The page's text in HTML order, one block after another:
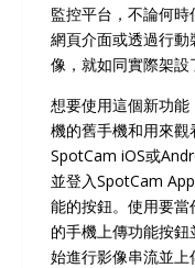
監控平台，不論何
網頁介面或透過行
像，就如同實際架設
想要使用這個新功
機的舊手機和用來
SpotCam iOS或
並登入SpotCam
能的按鈕。使用要
的手機上傳功能按
始進行影像串流並